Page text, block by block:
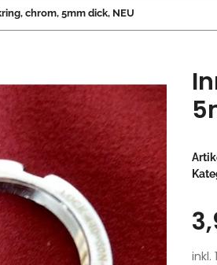
chrom, 5mm dick, NEU
inkl.